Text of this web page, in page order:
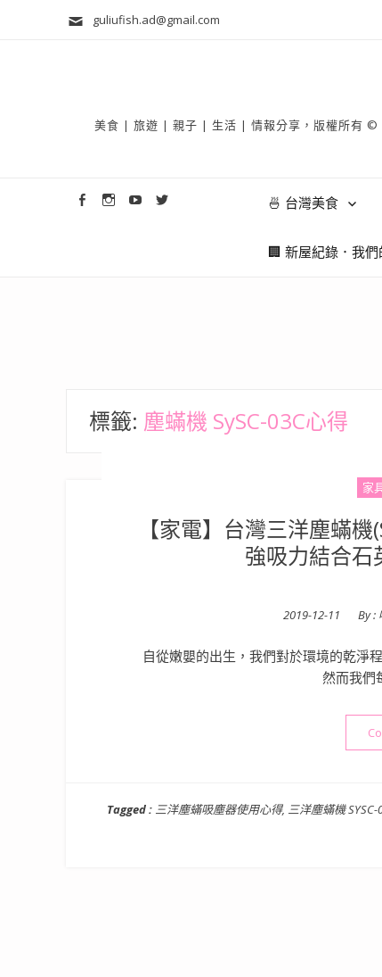
guliufish.ad@gmail.com
美食 | 旅遊 | 親子 | 生活 | 情報分享，版權所有 ©
🍜 台灣美食
🏢 新屋紀錄．我們
標籤: 塵蟎機 SySC-03C心得
家
【家電】台灣三洋塵蟎
強吸力結合石
Posted
2019-12-11 By :
自從嫩嬰的出生，我們對於環境的乾淨
然而我們
Tagged : 三洋塵蟎吸塵器使用心得, 三洋塵蟎機 SYSC-